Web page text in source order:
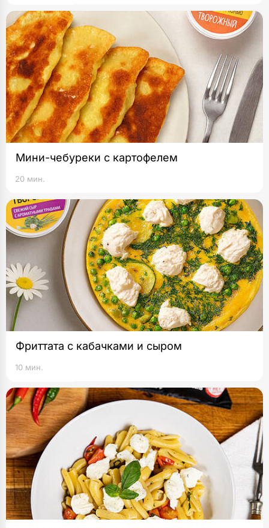
Мини-чебуреки с картофелем
20 мин.
Фриттата с кабачками и сыром
10 мин.